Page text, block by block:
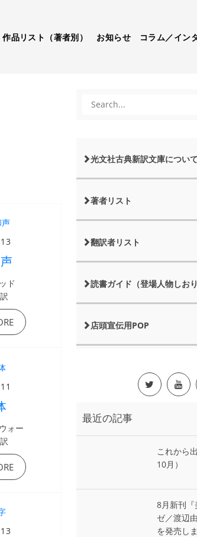
作品リスト（著者別） お知らせ コラム／イン
ド
ォー
光文社古典新訳文庫について
著者リスト
翻訳者リスト
読書ガイド（登場人物しお
店頭宣伝用POP
最近の記事
これから
10月）
8月新刊『
ゼ／渡辺
を発売し